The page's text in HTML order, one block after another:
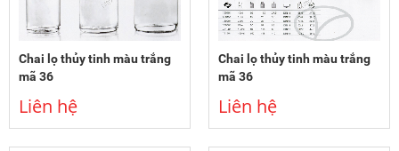
Chai lọ thủy tinh màu trắng
mã 36
Liên hệ
Chai lọ thủy tinh màu trắng
mã 36
Liên hệ